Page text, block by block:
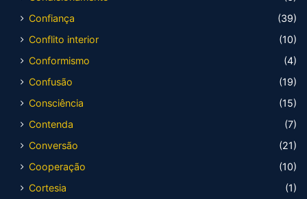
Confiança
(39)
Conflito interior
(10)
Conformismo
(4)
Confusão
(19)
Consciência
(15)
Contenda
(7)
Conversão
(21)
Cooperação
(10)
Cortesia
(1)